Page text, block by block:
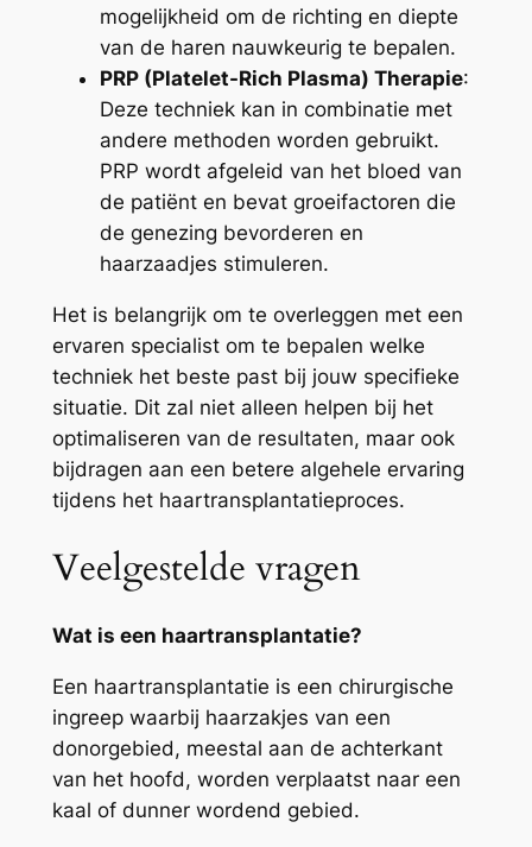
mogelijkheid om de richting en diepte
van de haren nauwkeurig te bepalen.
PRP (Platelet-Rich Plasma) Therapie:
Deze techniek kan in combinatie met
andere methoden worden gebruikt.
PRP wordt afgeleid van het bloed van
de patiënt en bevat groeifactoren die
de genezing bevorderen en
haarzaadjes stimuleren.
Het is belangrijk om te overleggen met een
ervaren specialist om te bepalen welke
techniek het beste past bij jouw specifieke
situatie. Dit zal niet alleen helpen bij het
optimaliseren van de resultaten, maar ook
bijdragen aan een betere algehele ervaring
tijdens het haartransplantatieproces.
Veelgestelde vragen
Wat is een haartransplantatie?
Een haartransplantatie is een chirurgische
ingreep waarbij haarzakjes van een
donorgebied, meestal aan de achterkant
van het hoofd, worden verplaatst naar een
kaal of dunner wordend gebied.